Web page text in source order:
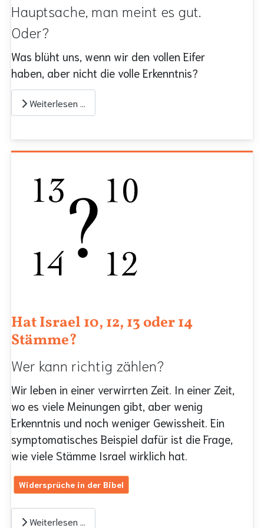
Hauptsache, man meint es gut.
Oder?
Was blüht uns, wenn wir den vollen Eifer
haben, aber nicht die volle Erkenntnis?
Weiterlesen …
Hat Israel 10, 12, 13 oder 14
Stämme?
Wer kann richtig zählen?
Wir leben in einer verwirrten Zeit. In einer Zeit,
wo es viele Meinungen gibt, aber wenig
Erkenntnis und noch weniger Gewissheit. Ein
symptomatisches Beispiel dafür ist die Frage,
wie viele Stämme Israel wirklich hat.
Widersprüche in der Bibel
Weiterlesen …